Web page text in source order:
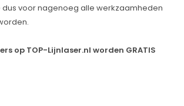
dus voor nagenoeg alle werkzaamheden
op TOP-Lijnlaser.nl worden GRATIS